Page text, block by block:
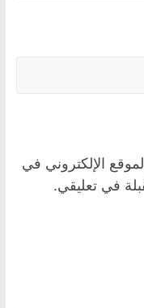
الإلكتروني في
في تعليقي.